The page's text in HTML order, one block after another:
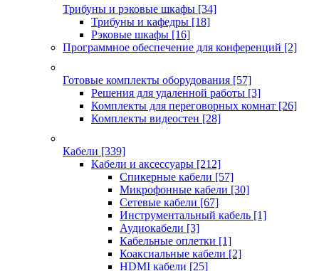
Трибуны и рэковые шкафы [34]
Трибуны и кафедры [18]
Рэковые шкафы [16]
Программное обеспечение для конференций [2]
Готовые комплекты оборудования [57]
Решения для удаленной работы [3]
Комплекты для переговорных комнат [26]
Комплекты видеостен [28]
Кабели [339]
Кабели и аксессуары [212]
Спикерные кабели [57]
Микрофонные кабели [30]
Сетевые кабели [67]
Инструментальный кабель [1]
Аудиокабели [3]
Кабельные оплетки [1]
Коаксиальные кабели [2]
HDMI кабели [25]